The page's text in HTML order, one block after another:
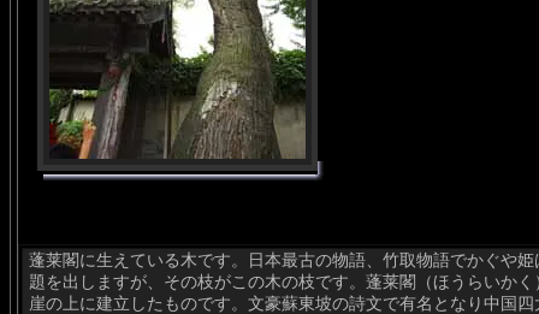
蓬莱閣に生えている木です。日本最古の物語、竹取物語でかぐや
題を出しますが、その枝がこの木の枝です。蓬莱閣（ほうらいか
崖の上に建立したものです。文豪蘇東坡の詩文で有名となり中国